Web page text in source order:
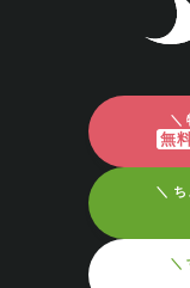
＼
無
＼ ち
＼